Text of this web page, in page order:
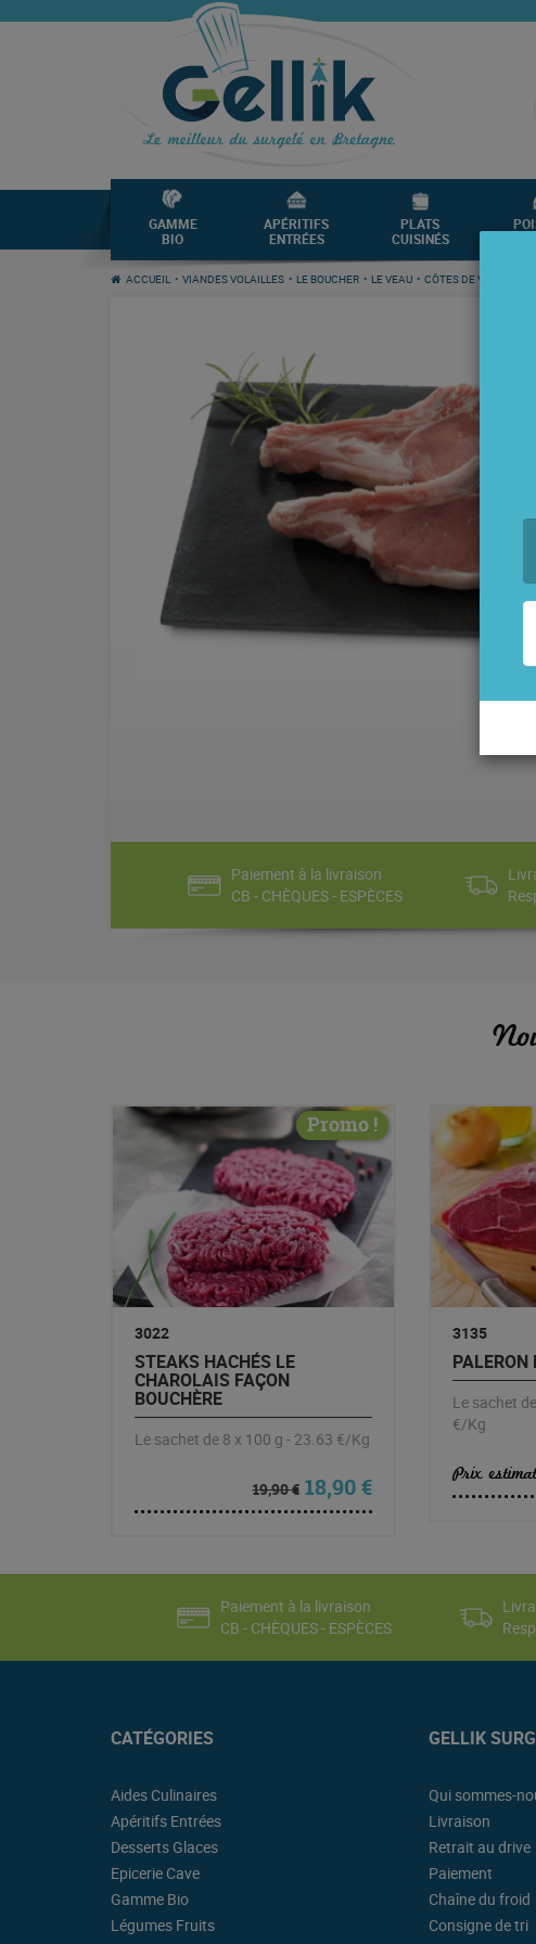
GAMME
BIO
APÉRITIFS
ENTRÉES
PLATS
CUISINÉS
ACCUEIL • VIANDES VOLAILLES • LE BOUCHER • LE VEAU • CÔTES DE VEAU
Paiement à la livraison
CB - CHÈQUES - ESPÈCES
Promo !
3022
STEAKS HACHÉS LE
CHAROLAIS FAÇON
BOUCHÈRE
Le sachet de 8 x 100 g - 23.63 €/Kg
19,90€ Le prix initial était :
18,90€Le prix actuel
3135
PALERON
Le sachet
€/Kg
Prix
Paiement à la livraison
CB - CHÈQUES - ESPÈCES
CATÉGORIES
Aides Culinaires
Apéritifs Entrées
Desserts Glaces
Epicerie Cave
Gamme Bio
Légumes Fruits
GELLIK
Qui sommes-
Livraison
Retrait au drive
Paiement
Chaîne du froid
Consigne de tri